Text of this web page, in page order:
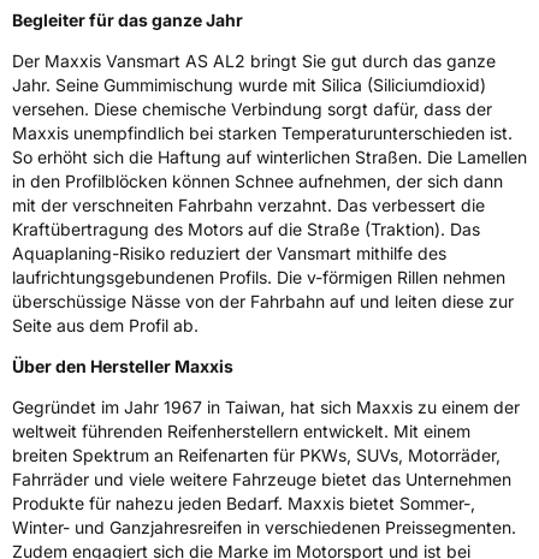
3PMSF / Schneeflockensymbol / Alpine-Symbol
EisgripNein
EPREL ID440164
Allgemeine Produktsicherheit (GPSR)
HerstellerkontaktMaxxis Tech Center Europe B.V.,
Neutronenlaan 7 5405NG Uden Noord
Brabant Niederlande,
regulation@maxxistce.nl
Begleiter für das ganze Jahr
Der Maxxis Vansmart AS AL2 bringt Sie gut durch das ganze
Jahr. Seine Gummimischung wurde mit Silica (Siliciumdioxid)
versehen. Diese chemische Verbindung sorgt dafür, dass der
Maxxis unempfindlich bei starken Temperaturunterschieden ist.
So erhöht sich die Haftung auf winterlichen Straßen. Die Lamellen
in den Profilblöcken können Schnee aufnehmen, der sich dann
mit der verschneiten Fahrbahn verzahnt. Das verbessert die
Kraftübertragung des Motors auf die Straße (Traktion). Das
Aquaplaning-Risiko reduziert der Vansmart mithilfe des
laufrichtungsgebundenen Profils. Die v-förmigen Rillen nehmen
überschüssige Nässe von der Fahrbahn auf und leiten diese zur
Seite aus dem Profil ab.
Über den Hersteller Maxxis
Gegründet im Jahr 1967 in Taiwan, hat sich Maxxis zu einem der
weltweit führenden Reifenherstellern entwickelt. Mit einem
breiten Spektrum an Reifenarten für PKWs, SUVs, Motorräder,
Fahrräder und viele weitere Fahrzeuge bietet das Unternehmen
Produkte für nahezu jeden Bedarf. Maxxis bietet Sommer-,
Winter- und Ganzjahresreifen in verschiedenen Preissegmenten.
Zudem engagiert sich die Marke im Motorsport und ist bei